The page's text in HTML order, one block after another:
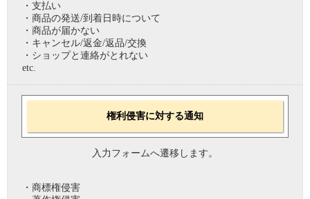
・支払い
・商品の発送/到着日時について
・商品が届かない
・キャンセル/返金/返品/交換
・ショップと連絡がとれない
etc.
権利侵害に対する通知
入力フォームへ遷移します。
・商標権侵害